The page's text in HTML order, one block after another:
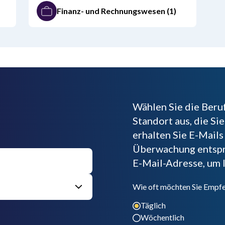
Finanz- und Rechnungswesen (1)
Wählen Sie die
Standort aus, die
erhalten Sie E-
Überwachung
E-Mail-Adresse, um
Wie oft möchten Sie
Täglich
Wöchentlich